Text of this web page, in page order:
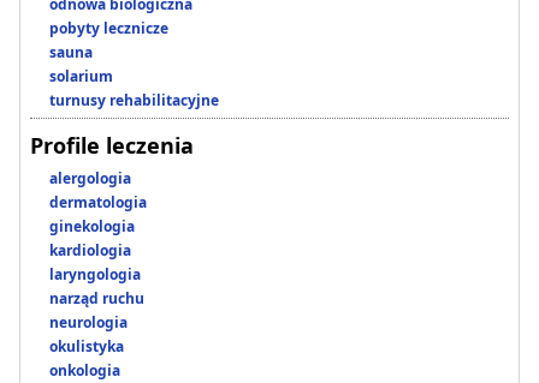
odnowa biologiczna
pobyty lecznicze
sauna
solarium
turnusy rehabilitacyjne
Profile leczenia
alergologia
dermatologia
ginekologia
kardiologia
laryngologia
narząd ruchu
neurologia
okulistyka
onkologia